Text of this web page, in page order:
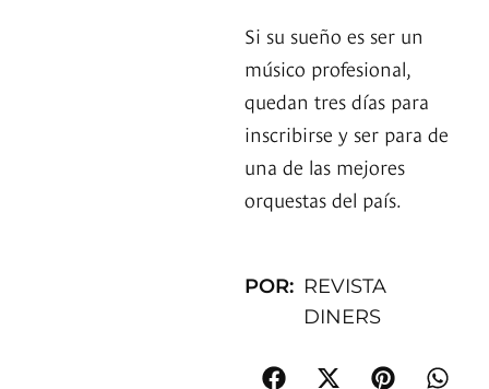
Si su sueño es ser un
músico profesional,
quedan tres días para
inscribirse y ser para de
una de las mejores
orquestas del país.
POR: REVISTA
DINERS